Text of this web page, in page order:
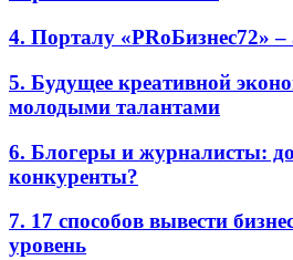
4. Порталу «PRоБизнес72» –
5. Будущее креативной
молодыми талантами
6. Блогеры и журналисты:
конкуренты?
7. 17 способов вывести
уровень